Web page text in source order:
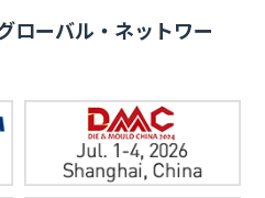
ローバル・ネットワー